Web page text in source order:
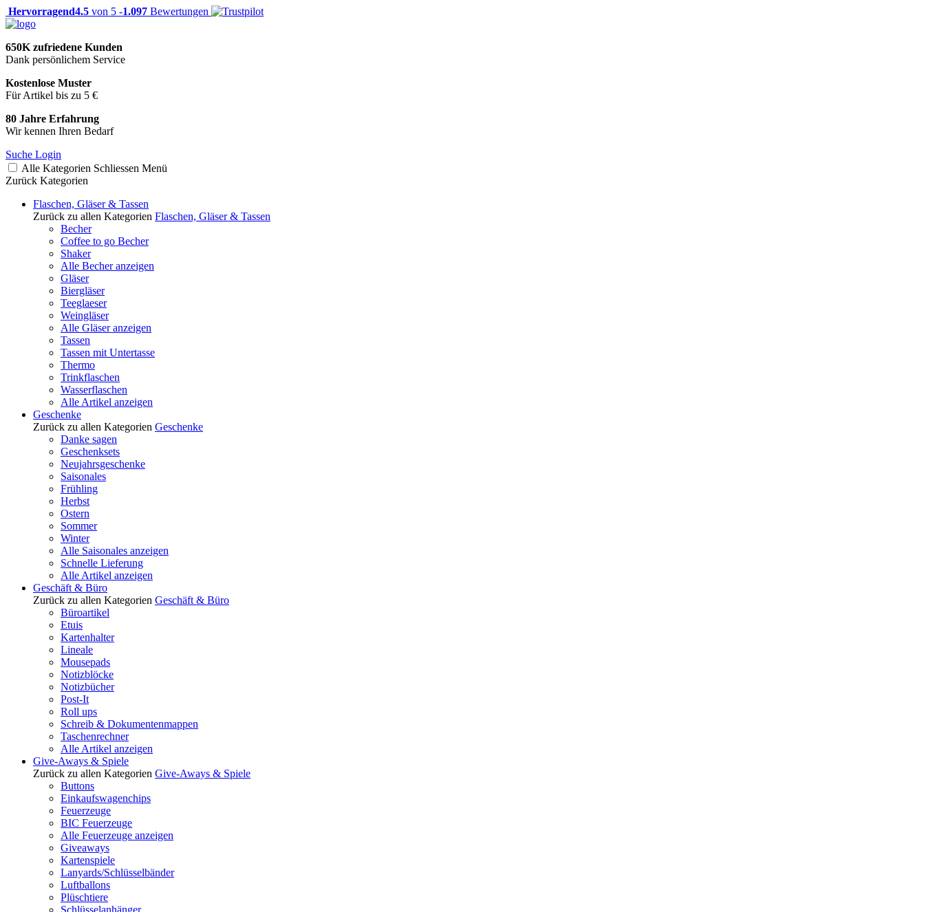
Hervorragend4.5 von 5 -1.097 Bewertungen
650K zufriedene Kunden
Dank persönlichem Service
Kostenlose Muster
Für Artikel bis zu 5 €
80 Jahre Erfahrung
Wir kennen Ihren Bedarf
Suche Login
Alle Kategorien Schliessen Menü
Zurück Kategorien
Flaschen, Gläser & Tassen
Zurück zu allen Kategorien Flaschen, Gläser & Tassen
Becher
Coffee to go Becher
Shaker
Alle Becher anzeigen
Gläser
Biergläser
Teeglaeser
Weingläser
Alle Gläser anzeigen
Tassen
Tassen mit Untertasse
Thermo
Trinkflaschen
Wasserflaschen
Alle Artikel anzeigen
Geschenke
Zurück zu allen Kategorien Geschenke
Danke sagen
Geschenksets
Neujahrsgeschenke
Saisonales
Frühling
Herbst
Ostern
Sommer
Winter
Alle Saisonales anzeigen
Schnelle Lieferung
Alle Artikel anzeigen
Geschäft & Büro
Zurück zu allen Kategorien Geschäft & Büro
Büroartikel
Etuis
Kartenhalter
Lineale
Mousepads
Notizblöcke
Notizbücher
Post-It
Roll ups
Schreib & Dokumentenmappen
Taschenrechner
Alle Artikel anzeigen
Give-Aways & Spiele
Zurück zu allen Kategorien Give-Aways & Spiele
Buttons
Einkaufswagenchips
Feuerzeuge
BIC Feuerzeuge
Alle Feuerzeuge anzeigen
Giveaways
Kartenspiele
Lanyards/Schlüsselbänder
Luftballons
Plüschtiere
Schlüsselanhänger